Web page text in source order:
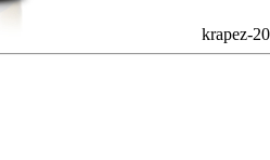
krapez-